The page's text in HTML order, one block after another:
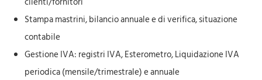
Stampa mastrini, bilancio annuale e di verifica, situazione
contabile
Gestione IVA: registri IVA, Esterometro, Liquidazione IVA
periodica (mensile/trimestrale) e annuale